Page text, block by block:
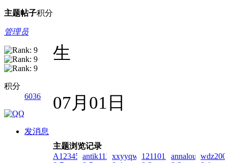
主题帖子积分
管理员
积分
6036
发消息
生
07月01日
主题浏览记录
A123456...!zai!2026-
antik1111!zai!2026-
xxyyqwert!zai!2026-
1211012110!zai!2026-